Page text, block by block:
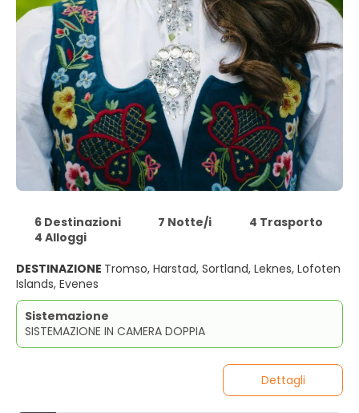
6 Destinazioni 7 Notte/i
4 Trasporto
4 Alloggi
DESTINAZIONE Tromso, Harstad, Sortland, Leknes, Lofoten
Islands, Evenes
Sistemazione
SISTEMAZIONE IN CAMERA DOPPIA
Dettagli